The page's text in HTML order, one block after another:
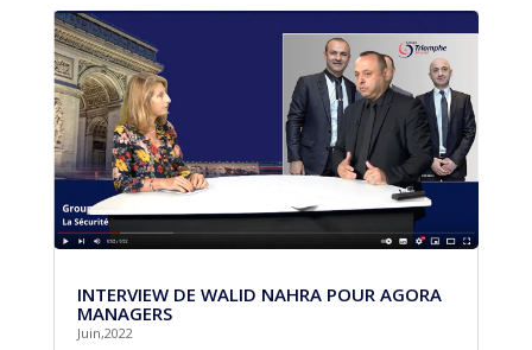
INTERVIEW DE WALID NAHRA POUR AGORA
MANAGERS
Juin,2022